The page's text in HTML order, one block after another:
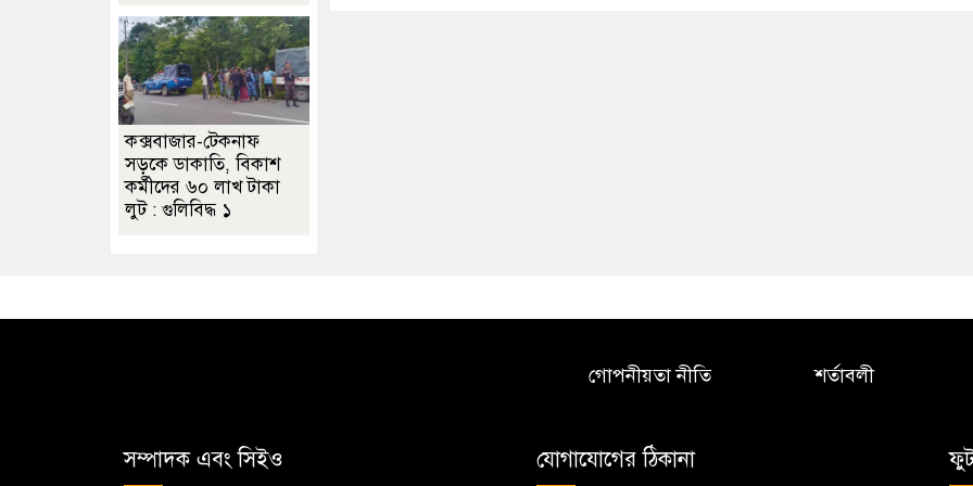
কক্সবাজার-টেকনাফ
সড়কে ডাকাতি, বিকাশ
কর্মীদের ৬০ লাখ টাকা
লুট : গুলিবিদ্ধ ১
গোপনীয়তা নীতি শর্তাবলী
সম্পাদক এবং সিইও যোগাযোগের ঠিকানা